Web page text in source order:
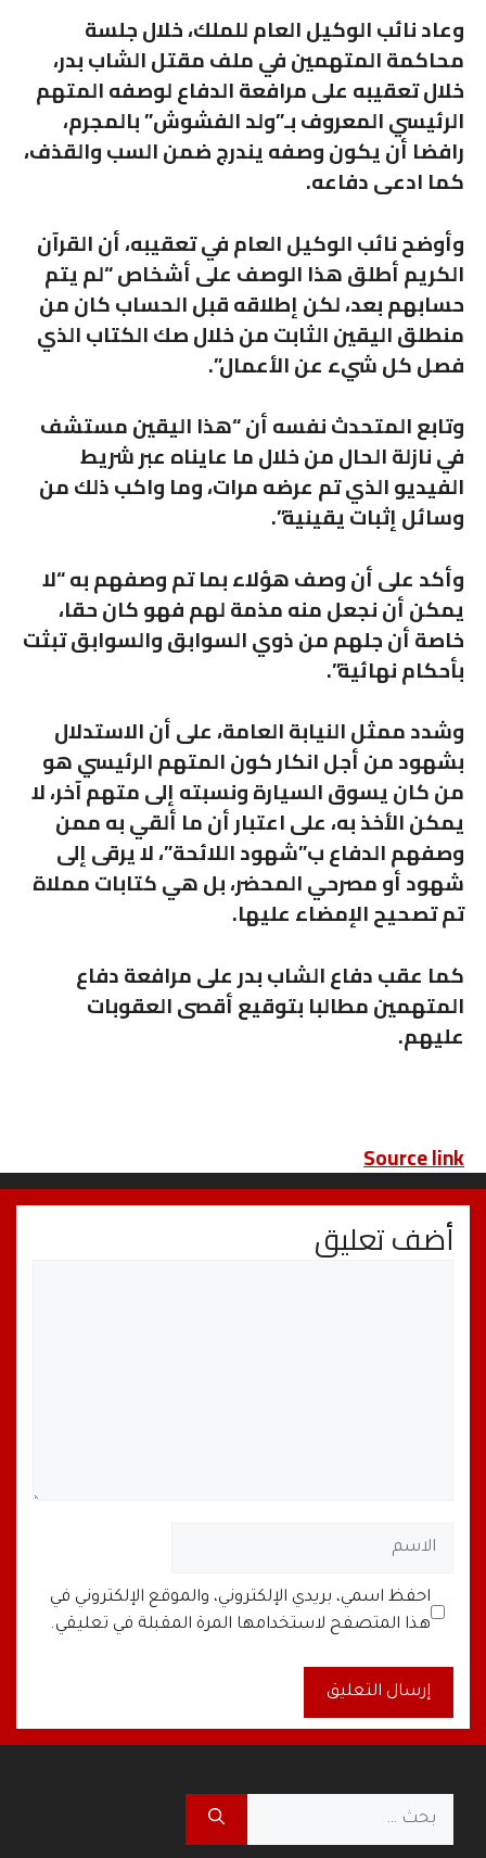
وعاد نائب الوكيل العام للملك، خلال جلسة
محاكمة المتهمين في ملف مقتل الشاب بدر،
خلال تعقيبه على مرافعة الدفاع لوصفه المتهم
الرئيسي المعروف بـ”ولد الفشوش” بالمجرم،
رافضا أن يكون وصفه يندرج ضمن السب والقذف،
كما ادعى دفاعه.
وأوضح نائب الوكيل العام في تعقيبه، أن القرآن
الكريم أطلق هذا الوصف على أشخاص “لم يتم
حسابهم بعد، لكن إطلاقه قبل الحساب كان من
منطلق اليقين الثابت من خلال صك الكتاب الذي
فصل كل شيء عن الأعمال”.
وتابع المتحدث نفسه أن “هذا اليقين مستشف
في نازلة الحال من خلال ما عايناه عبر شريط
الفيديو الذي تم عرضه مرات، وما واكب ذلك من
وسائل إثبات يقينية”.
وأكد على أن وصف هؤلاء بما تم وصفهم به “لا
يمكن أن نجعل منه مذمة لهم فهو كان حقا،
خاصة أن جلهم من ذوي السوابق والسوابق تبثت
بأحكام نهائية”.
وشدد ممثل النيابة العامة، على أن الاستدلال
بشهود من أجل انكار كون المتهم الرئيسي هو
من كان يسوق السيارة ونسبته إلى متهم آخر، لا
يمكن الأخذ به، على اعتبار أن ما ألقي به ممن
وصفهم الدفاع ب”شهود اللائحة”، لا يرقى إلى
شهود أو مصرحي المحضر، بل هي كتابات مملاة
تم تصحيح الإمضاء عليها.
كما عقب دفاع الشاب بدر على مرافعة دفاع
المتهمين مطالبا بتوقيع أقصى العقوبات
عليهم.
Source link
أضف تعليق
الاسم
البريد
الإلكتروني
الموقع
الإلكتروني
احفظ اسمي، بريدي الإلكتروني، والموقع الإلكتروني في
هذا المتصفح لاستخدامها المرة المقبلة في تعليقي.
A
t
r
البحث